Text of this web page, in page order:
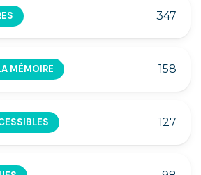
347
MÉMOIRE 158
127